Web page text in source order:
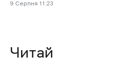
9 Cерпня 11:23
Читай